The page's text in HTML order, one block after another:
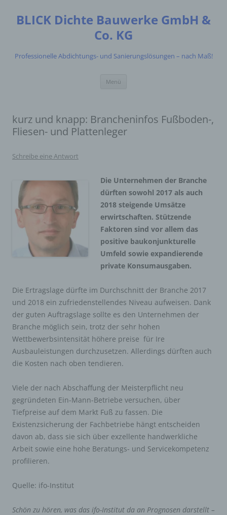
springen
BLICK Dichte Bauwerke GmbH &
Co. KG
Professionelle Abdichtungs- und Sanierungslösungen – nach Maß!
Menü
kurz und knapp: Brancheninfos Fußboden-,
Fliesen- und Plattenleger
Schreibe eine Antwort
Die Unternehmen der Branche
dürften sowohl 2017 als auch
2018 steigende Umsätze
erwirtschaften. Stützende
Faktoren sind vor allem das
positive baukonjunkturelle
Umfeld sowie expandierende
private Konsumausgaben.
Die Ertragslage dürfte im Durchschnitt der Branche 2017
und 2018 ein zufriedenstellendes Niveau aufweisen. Dank
der guten Auftragslage sollte es den Unternehmen der
Branche möglich sein, trotz der sehr hohen
Wettbewerbsintensität höhere preise für Ire
Ausbauleistungen durchzusetzen. Allerdings dürften auch
die Kosten nach oben tendieren.
Viele der nach Abschaffung der Meisterpflicht neu
gegründeten Ein-Mann-Betriebe versuchen, über
Tiefpreise auf dem Markt Fuß zu fassen. Die
Existenzsicherung der Fachbetriebe hängt entscheiden
davon ab, dass sie sich über exzellente handwerkliche
Arbeit sowie eine hohe Beratungs- und Servicekompetenz
profilieren.
Quelle: ifo-Institut
Schön zu hören, was das ifo-Institut da an Prognosen darstellt –